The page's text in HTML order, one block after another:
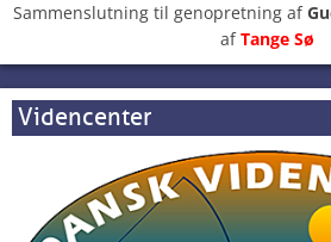
Sammenslutning til genopretning af
afTange Sø
Videncenter